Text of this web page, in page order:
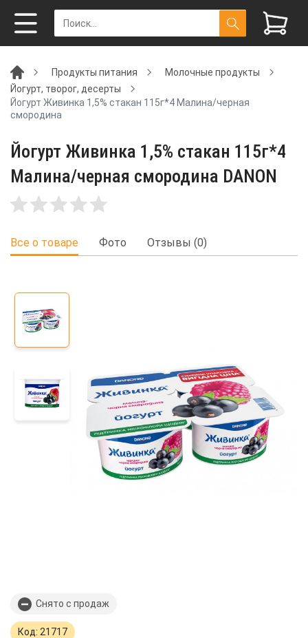
Продукты питания
Молочные продукты
Йогурт, творог, десерты
Йогурт Живинка 1,5% стакан 115г*4 Малина/черная
смородина
Йогурт Живинка 1,5% стакан 115г*4
Малина/черная смородина DANON
Все о товаре Фото Отзывы (0)
Снято с продаж
Код: 21717